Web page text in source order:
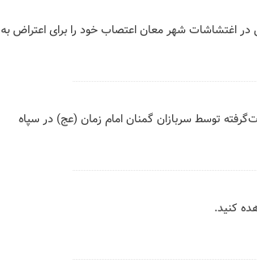
اغتشاشات شهر معان اعتصاب خود را برای اعتراض به
توسط سربازان گمنان امام زمان (عج) در سپاه
کنید.